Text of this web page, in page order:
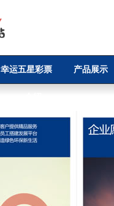
幸运五星彩票 产品展示